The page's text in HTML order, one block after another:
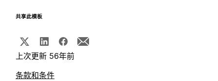
共享此模板
上次更新 56年前
条款和条件